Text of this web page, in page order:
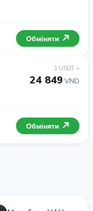
Обміняти
1 USDT =
24 849 VND
Обміняти